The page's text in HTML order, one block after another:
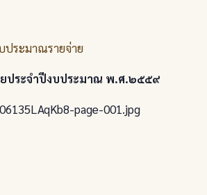
ระมาณรายจ่าย
ประจำปีงบประมาณ พ.ศ.๒๕๕๙